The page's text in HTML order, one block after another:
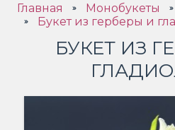
Главная » Монобукеты »
» Букет из герберы и
БУКЕТ ИЗ